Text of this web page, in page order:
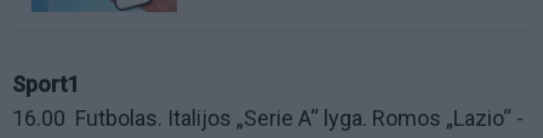
Sport1
16.00 Futbolas. Italijos „Serie A“ lyga. Romos „Lazio“ -